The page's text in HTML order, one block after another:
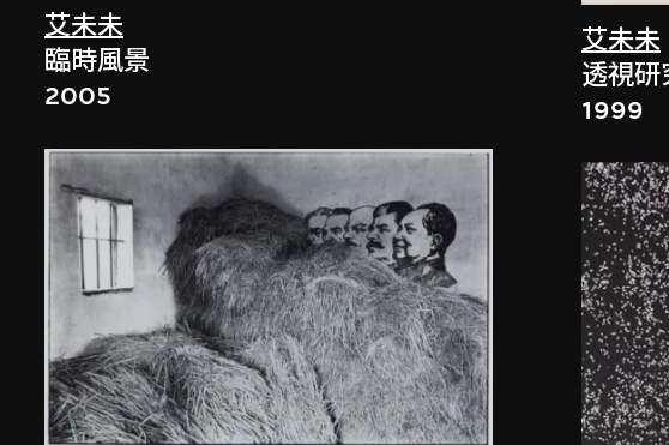
艾未未
臨時風景
2005
艾未未
透視研
1999